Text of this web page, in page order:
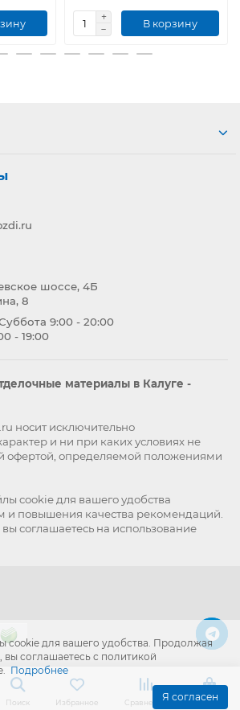
В корзину
cookie для вашего удобства. Продолжая
вы соглашаетесь с политикой
Подробнее
Я согласен
шоссе, 4Б
8
9:00 - 20:00
- 19:00
материалы в Калуге -
носит исключительно
и ни при каких условиях не
офертой, определяемой положениями
cookieдля вашего удобства
и повышения качества рекомендаций.
вы соглашаетесь на использование
Поиск Избранное Сравнение Корзина